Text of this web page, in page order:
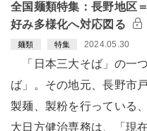
全国麺類特集：長野地区
好み多様化へ対応図る
麺類 特集 2024.05.30
「日本三大そば」の一
ば」。その地元、長野市
製麺、製粉を行っている
大日方健治専務は、「現